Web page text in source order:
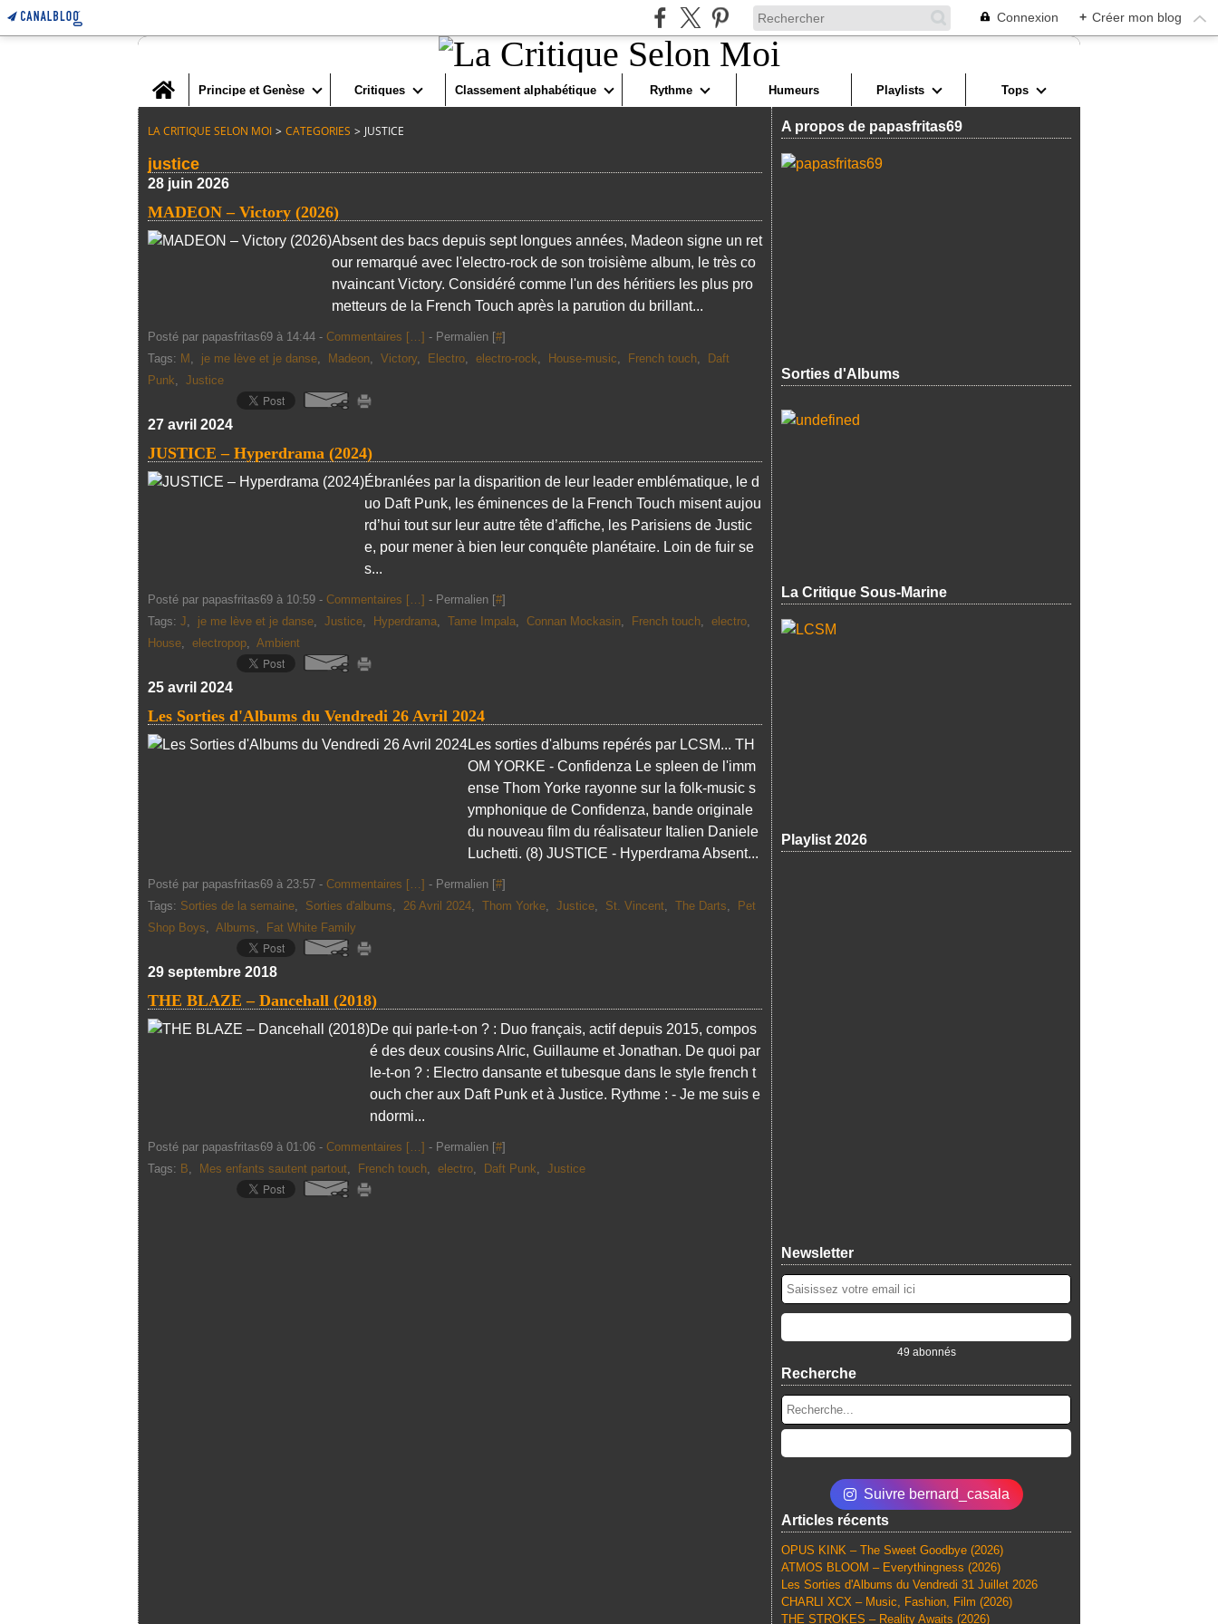
Connexion + Créer mon blog
Home
Principe et Genèse Critiques Classement alphabétique Rythme Humeurs Playlists Tops
LA CRITIQUE SELON MOI > CATEGORIES > JUSTICE
justice
28 juin 2026
MADEON – Victory (2026)
Absent des bacs depuis sept longues années, Madeon signe un ret
our remarqué avec l'electro-rock de son troisième album, le très co
nvaincant Victory. Considéré comme l'un des héritiers les plus pro
metteurs de la French Touch après la parution du brillant...
Posté par papasfritas69 à 14:44 - Commentaires […] - Permalien [#]
Tags: M , je me lève et je danse, Madeon, Victory, Electro, electro-rock, House-music, French touch,
Daft
Punk, Justice
27 avril 2024
JUSTICE – Hyperdrama (2024)
Ébranlées par la disparition de leur leader emblématique, le d
uo Daft Punk, les éminences de la French Touch misent aujou
rd’hui tout sur leur autre tête d’affiche, les Parisiens de Justic
e, pour mener à bien leur conquête planétaire. Loin de fuir se
s...
Posté par papasfritas69 à 10:59 - Commentaires […] - Permalien [#]
Tags: J, je me lève et je danse, Justice, Hyperdrama, Tame Impala, Connan Mockasin, French touch, electro,
House, electropop, Ambient
25 avril 2024
Les Sorties d'Albums du Vendredi 26 Avril 2024
Les sorties d'albums repérés par LCSM... TH
OM YORKE - Confidenza Le spleen de l'imm
ense Thom Yorke rayonne sur la folk-music s
ymphonique de Confidenza, bande originale
du nouveau film du réalisateur Italien Daniele
Luchetti. (8) JUSTICE - Hyperdrama Absent...
Posté par papasfritas69 à 23:57 - Commentaires […] - Permalien [#]
Tags: Sorties de la semaine, Sorties d'albums, 26 Avril 2024, Thom Yorke, Justice, St. Vincent, The Darts,
Pet
Shop Boys, Albums, Fat White Family
29 septembre 2018
THE BLAZE – Dancehall (2018)
De qui parle-t-on ? : Duo français, actif depuis 2015, compos
é des deux cousins Alric, Guillaume et Jonathan. De quoi par
le-t-on ? : Electro dansante et tubesque dans le style french t
ouch cher aux Daft Punk et à Justice. Rythme : - Je me suis e
ndormi...
Posté par papasfritas69 à 01:06 - Commentaires […] - Permalien [#]
Tags: B, Mes enfants sautent partout, French touch, electro, Daft Punk, Justice
A propos de papasfritas69
Sorties d'Albums
La Critique Sous-Marine
Playlist 2026
Newsletter
49 abonnés
Recherche
Suivre bernard_casala
Articles récents
OPUS KINK – The Sweet Goodbye (2026)
ATMOS BLOOM – Everythingness (2026)
Les Sorties d'Albums du Vendredi 31 Juillet 2026
CHARLI XCX – Music, Fashion, Film (2026)
THE STROKES – Reality Awaits (2026)